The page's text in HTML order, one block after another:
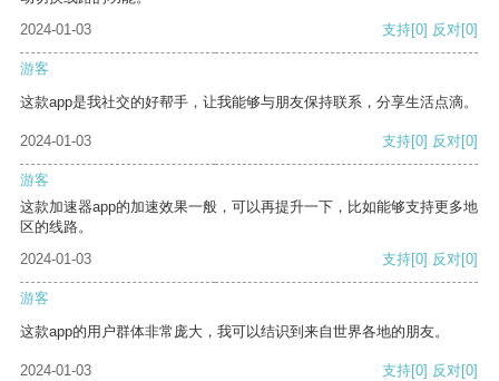
2024-01-03
支持[0] 反对[0]
游客
这款app是我社交的好帮手，让我能够与朋友保持联系，分享生活点滴。
2024-01-03 支持[0] 反对[0]
游客
这款加速器app的加速效果一般，可以再提升一下，比如能够支持更多地
区的线路。
2024-01-03
支持[0] 反对[0]
游客
这款app的用户群体非常庞大，我可以结识到来自世界各地的朋友。
2024-01-03 支持[0] 反对[0]